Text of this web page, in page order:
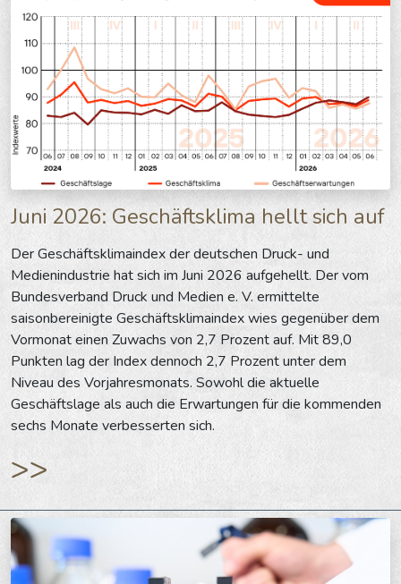
Juni 2026: Geschäftsklima hellt sich auf
Der Geschäftsklimaindex der deutschen Druck- und
Medienindustrie hat sich im Juni 2026 aufgehellt. Der vom
Bundesverband Druck und Medien e. V. ermittelte
saisonbereinigte Geschäftsklimaindex wies gegenüber dem
Vormonat einen Zuwachs von 2,7 Prozent auf. Mit 89,0
Punkten lag der Index dennoch 2,7 Prozent unter dem
Niveau des Vorjahresmonats. Sowohl die aktuelle
Geschäftslage als auch die Erwartungen für die kommenden
sechs Monate verbesserten sich.
>>